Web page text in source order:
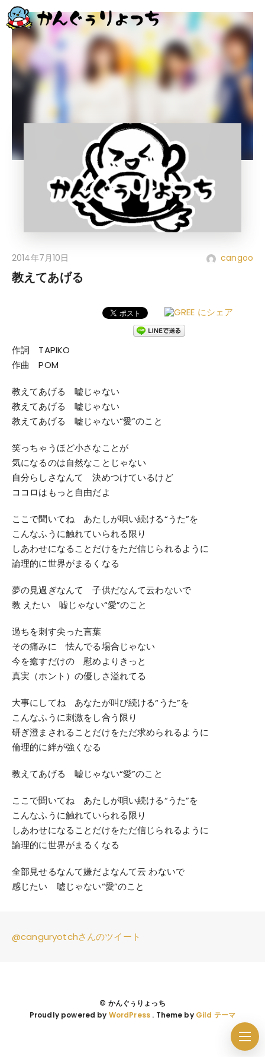
2014年7月10日 cangoo
教えてあげる
作詞 TAPIKO
作曲 POM
教えてあげる 嘘じゃない
教えてあげる 嘘じゃない
教えてあげる 嘘じゃない“愛”のこと
笑っちゃうほど小さなことが
気になるのは自然なことじゃない
自分らしさなんて 決めつけているけど
ココロはもっと自由だよ
ここで聞いてね あたしが唄い続ける“うた”を
こんなふうに触れていられる限り
しあわせになることだけをただ信じられるように
論理的に世界がまるくなる
夢の見過ぎなんて 子供だなんて云わないで
教 えたい 嘘じゃない“愛”のこと
過ちを刺す尖った言葉
その痛みに 怯んでる場合じゃない
今を癒すだけの 慰めよりきっと
真実（ホント）の優しさ溢れてる
大事にしてね あなたが叫び続ける“うた”を
こんなふうに刺激をし合う限り
研ぎ澄まされることだけをただ求められるように
倫理的に絆が強くなる
教えてあげる 嘘じゃない“愛”のこと
ここで聞いてね あたしが唄い続ける“うた”を
こんなふうに触れていられる限り
しあわせになることだけをただ信じられるように
論理的に世界がまるくなる
全部見せるなんて嫌だよなんて云 わないで
感じたい 嘘じゃない“愛”のこと
@canguryotchさんのツイート
© かんぐぅりょっち
Proudly powered by WordPress . Theme by Gild テーマ